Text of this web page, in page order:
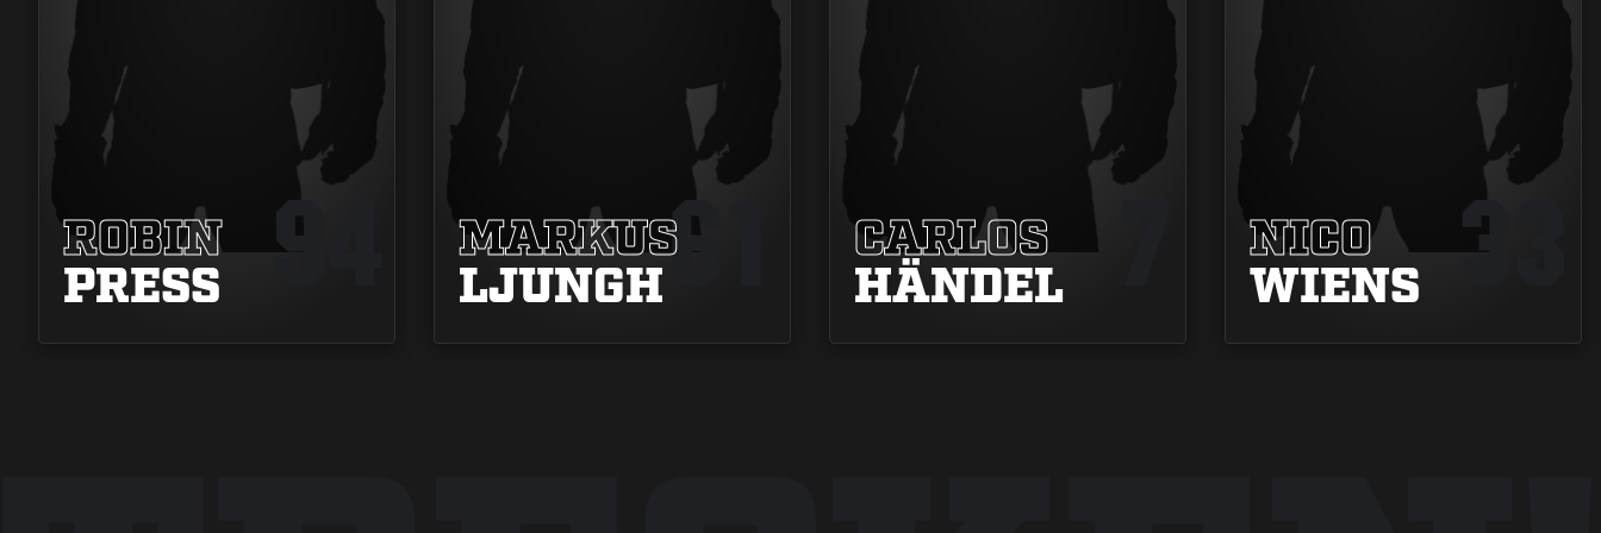
ROBIN
PRESS
94
MARKUS
LJUNGH61
CARLOS
HÄNDEL
NICO
WIENS
33